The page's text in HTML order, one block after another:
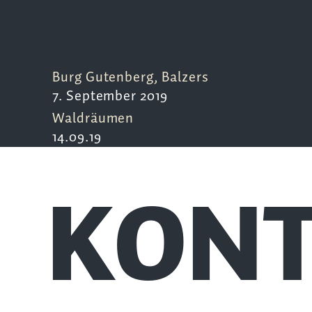
Burg Gutenberg, Balzers
7. September 2019
Waldräumen
14.09.19